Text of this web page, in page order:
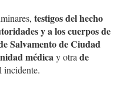
testigos del hecho
y a los cuerpos de
Salvamento de Ciudad
médicay otra de
incidente.